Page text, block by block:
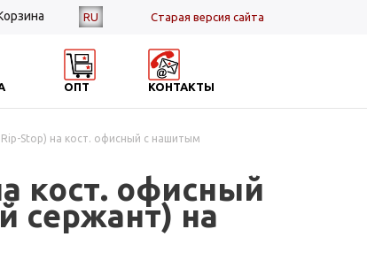
RU Cтарая версия сайта
ОПТ КОНТАКТЫ
Stop) на кост. офисный с нашитым
кост. офисный
сержант) на